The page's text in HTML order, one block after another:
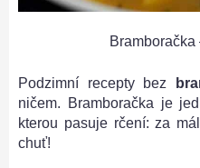
Podzimní recepty bez
ničem. Bramboračka je
kterou pasuje rčení: za
chuť!